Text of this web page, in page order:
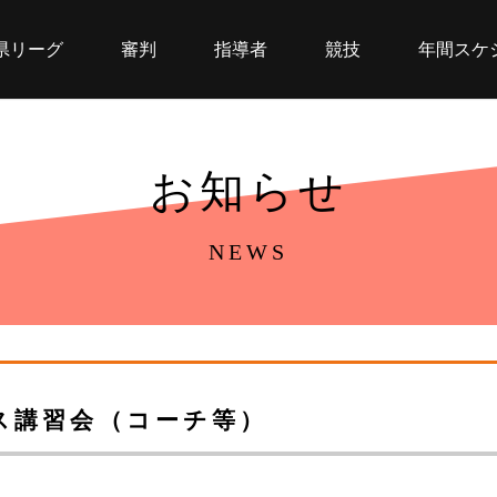
リーグ 審判 指導者 競技 年間スケ
お知らせ
NEWS
習会（コーチ等）